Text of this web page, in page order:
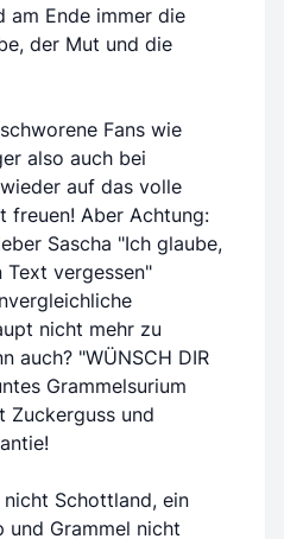
am Ende immer die
der Mut und die
Fans wie
also auch bei
auf das volle
freuen! Aber Achtung:
Sascha "Ich glaube,
Text vergessen"
nicht mehr zu
auch? "WÜNSCH DIR
Grammelsurium
Zuckerguss und
Schottland, ein
und Grammel nicht